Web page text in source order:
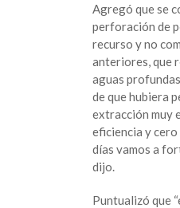
Agregó que se
perforación de
recurso y no
anteriores, que
aguas
de que hubiera
extracción muy
eficiencia y
días vamos a
dijo.
Puntualizó que